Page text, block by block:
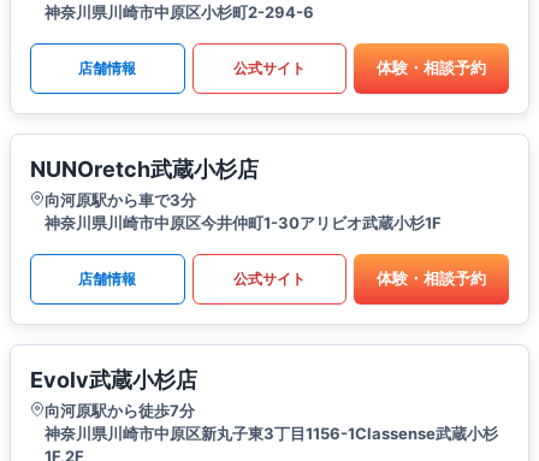
神奈川県川崎市中原区小杉町2-294-6
店舗情報 公式サイト 体験・相談予約
NUNOretch武蔵小杉店
向河原駅から車で3分
神奈川県川崎市中原区今井仲町1-30アリビオ武蔵小杉1F
店舗情報 公式サイト 体験・相談予約
Evolv武蔵小杉店
向河原駅から徒歩7分
神奈川県川崎市中原区新丸子東3丁目1156-1Classense武蔵小杉
1F,2F